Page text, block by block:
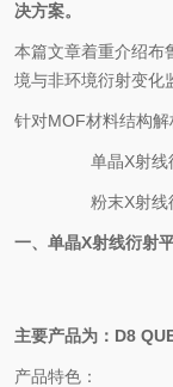
决方案。
本篇文章着重介绍布
境与非环境衍射变化
针对MOF材料结构解
单晶X射线
粉末X射
一、单晶X射线衍射
主要产品为：D8
产品特色：